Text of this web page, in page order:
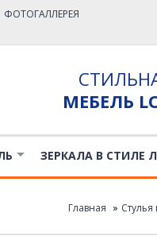
ФОТОГАЛЛЕРЕЯ
МЕБЕЛЬ
ЗЕРКАЛА В СТИЛЕ
Главная Стулья